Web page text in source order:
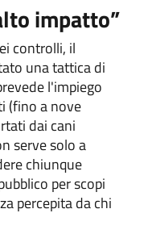
impatto”
controlli, il
una tattica di
l'impiego
(fino a nove
dai cani
serve solo a
chiunque
per scopi
percepita da chi